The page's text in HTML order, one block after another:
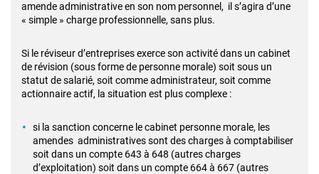
amende administrative en son nom personnel, il s’agira d’une
« simple » charge professionnelle, sans plus.
Si le réviseur d’entreprises exerce son activité dans un cabinet
de révision (sous forme de personne morale) soit sous un
statut de salarié, soit comme administrateur, soit comme
actionnaire actif, la situation est plus complexe :
si la sanction concerne le cabinet personne morale, les
amendes administratives sont des charges à comptabiliser
soit dans un compte 643 à 648 (autres charges
d’exploitation) soit dans un compte 664 à 667 (autres